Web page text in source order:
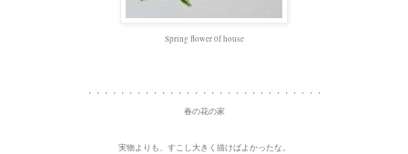
Spring flower 0f house
・・・・・・・・・・・・・・・・・・・・・・・・・・・・・
春の花の家
実物よりも、すこし大きく描けばよかったな。